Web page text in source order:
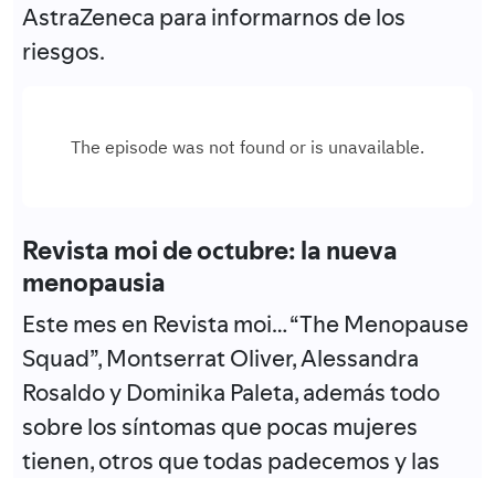
AstraZeneca para informarnos de los
riesgos.
Revista moi de octubre: la nueva
menopausia
Este mes en Revista moi… “The Menopause
Squad”, Montserrat Oliver, Alessandra
Rosaldo y Dominika Paleta, además todo
sobre los síntomas que pocas mujeres
tienen, otros que todas padecemos y las